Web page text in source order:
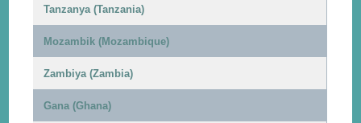
Tanzanya (Tanzania)
Mozambik (Mozambique)
Zambiya (Zambia)
Gana (Ghana)